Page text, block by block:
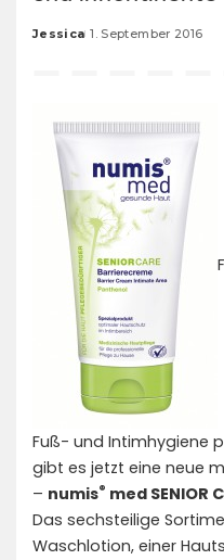
Posted
Jessica 1. September 2016
Fuß- und Intimhygiene
gibt es jetzt eine neue
– numis® med SENIOR
Das sechsteilige
Waschlotion, einer